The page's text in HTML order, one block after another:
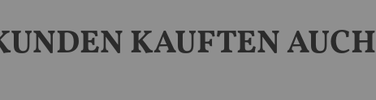
KAUFTEN AUCH